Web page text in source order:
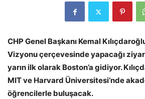
CHP Genel Başkanı Kemal
Vizyonu çerçevesinde yapacağı
yarın ilk olarak Boston’a gidiyor.
MIT ve Harvard Üniversitesi’nde
öğrencilerle buluşacak.